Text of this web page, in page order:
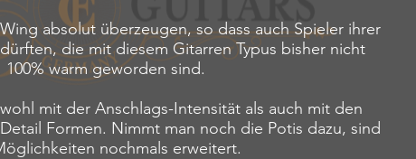
absolut überzeugen, so dass auch Spieler ihrer
die mit diesem Gitarren Typus bisher nicht
100% warm geworden sind.
mit der Anschlags-Intensität als auch mit den
Formen. Nimmt man noch die Potis dazu, sind
nochmals erweitert.